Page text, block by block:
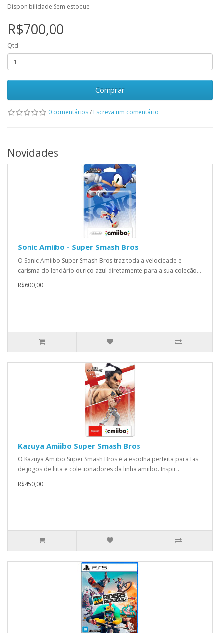
Disponibilidade:Sem estoque
R$700,00
Qtd
Comprar
0 comentários/ Escreva um comentário
Novidades
Sonic Amiibo - Super Smash Bros
O Sonic Amiibo Super Smash Bros traz toda a velocidade e
carisma do lendário ouriço azul diretamente para a sua coleção...
R$600,00
Kazuya Amiibo Super Smash Bros
O Kazuya Amiibo Super Smash Bros é a escolha perfeita para fãs
de jogos de luta e colecionadores da linha amiibo. Inspir..
R$450,00